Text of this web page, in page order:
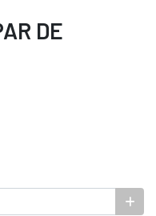
DE